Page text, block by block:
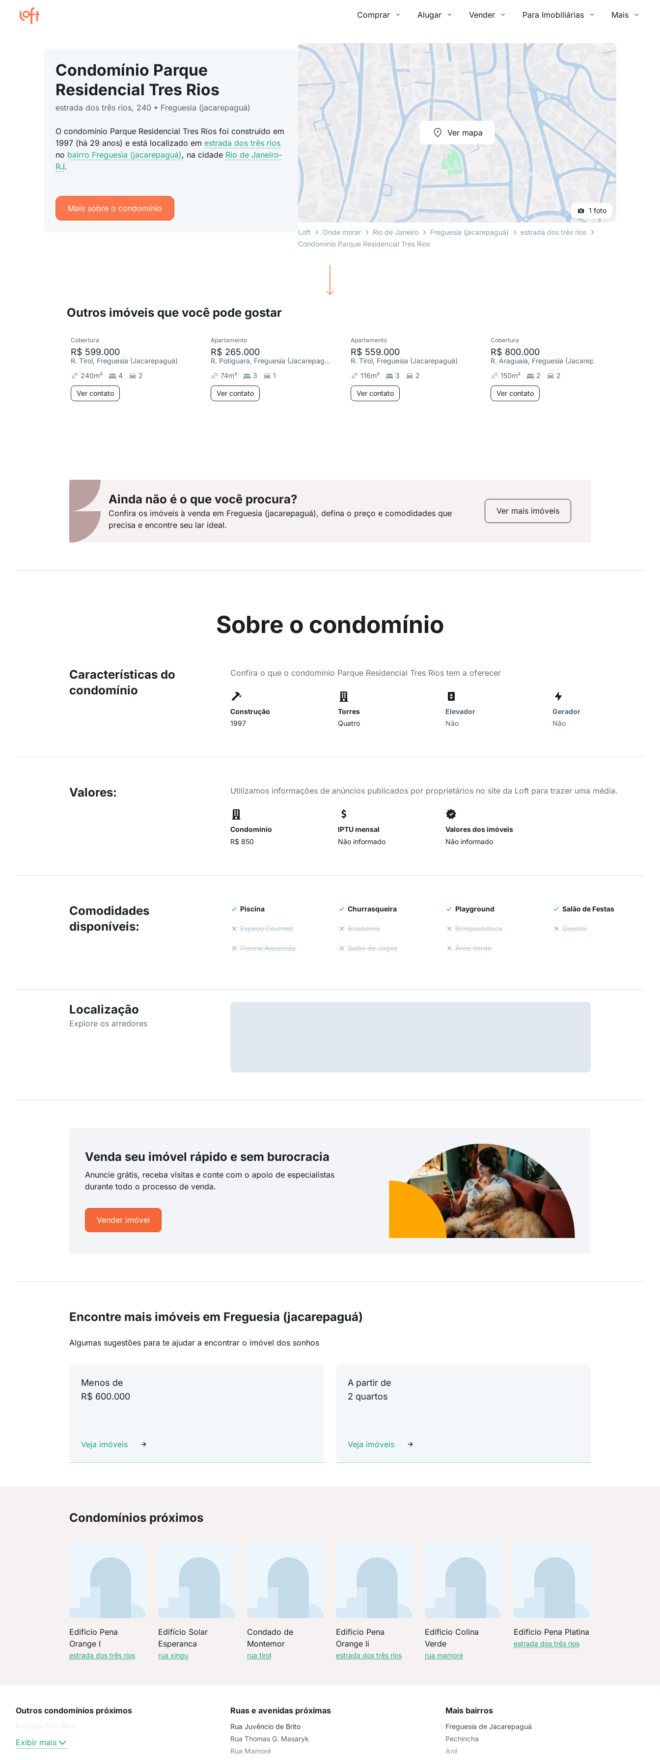
Comprar Alugar Vender Para Imobiliárias Mais
Condomínio Parque
Residencial Tres Rios
estrada dos três rios, 240 • Freguesia (jacarepaguá)
O condomínio Parque Residencial Tres Rios foi construído em
1997 (há 29 anos) e está localizado em estrada dos três rios
no bairro Freguesia (jacarepaguá), na cidade Rio de Janeiro-
RJ.
Mais sobre o condomínio
Ver mapa
1 foto
Loft Onde morar Rio de Janeiro Freguesia (jacarepaguá)
estrada dos três rios
Condomínio Parque Residencial Tres Rios
Outros imóveis que você pode gostar
Cobertura
R$ 599.000
R. Tirol, Freguesia (Jacarepaguá)
240m² 4 2
Ver contato
Apartamento
R$ 265.000
R. Potiguara, Freguesia (Jacarepaguá)
74m² 3 1
Ver contato
Apartamento
R$ 559.000
R. Tirol, Freguesia (Jacarepaguá)
116m² 3 2
Ver contato
Cobertura
R$ 800.000
150m² 2 2
Ver contato
Ainda não é o que você procura?
Confira os imóveis à venda em Freguesia (jacarepaguá), defina o preço e comodidades que
precisa e encontre seu lar ideal.
Ver mais imóveis
Sobre o condomínio
Características do
condomínio
Confira o que o condomínio Parque Residencial Tres Rios tem a oferecer
Construção
1997
Torres
Quatro
Elevador
Não
Gerador
Não
Valores: Utilizamos informações de anúncios publicados por proprietários no site da Loft para trazer uma média.
Condomínio
R$ 850
IPTU mensal
Não informado
Valores dos imóveis
Não informado
Comodidades
disponíveis:
Piscina Churrasqueira Playground Salão de Festas
Espaço Gourmet Academia Brinquedoteca Quadra
Piscina Aquecida Salão de Jogos Área Verde
Localização
Explore os arredores
Venda seu imóvel rápido e sem burocracia
Anuncie grátis, receba visitas e conte com o apoio de especialistas
durante todo o processo de venda.
Vender imóvel
Encontre mais imóveis em Freguesia (jacarepaguá)
Algumas sugestões para te ajudar a encontrar o imóvel dos sonhos
Menos de
R$ 600.000
Veja imóveis
A partir de
2 quartos
Veja imóveis
Condomínios próximos
Edificio Pena
Orange I
estrada dos três rios
Edifício Solar
Esperanca
rua xingu
Condado de
Montemor
rua tirol
Edificio Pena
Orange Ii
estrada dos três rios
Edificio Colina
Verde
rua mamoré
Edificio Pena Platina
estrada dos três rios
Outros condomínios próximos
Pousada Três Rios
Exibir mais
Ruas e avenidas próximas
Rua Juvêncio de Brito
Rua Thomas G. Masaryk
Rua Mamoré
Mais bairros
Freguesia de Jacarepaguá
Pechincha
Anil